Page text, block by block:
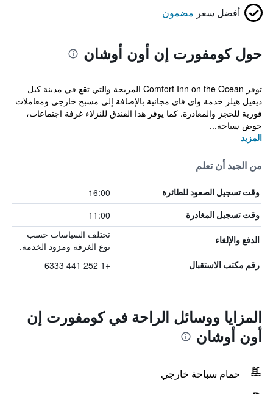
أفضل سعر مضمون
حول كومفورت إن أون أوشان
توفر Comfort Inn on the Ocean المريحة والتي تقع في مدينة كيل
ديفيل هيلز خدمة واي فاي مجانية بالإضافة إلى مسبح خارجي ومعاملات
فورية للحجز والمغادرة. كما يوفر هذا الفندق للنزلاء غرفة اجتماعات،
حوض سباحة...
المزيد
من الجيد أن تعلم
وقت تسجيل الصعود للطائرة 16:00
وقت تسجيل المغادرة 11:00
الدفع والإلغاء
تختلف السياسات حسب
نوع الغرفة ومزود الخدمة.
رقم مكتب الاستقبال +1 252 441 6333
المزايا ووسائل الراحة في كومفورت إن
أون أوشان
حمام سباحة خارجي